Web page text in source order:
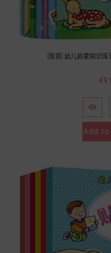
[现货] 幼儿启蒙知识库
價

Add